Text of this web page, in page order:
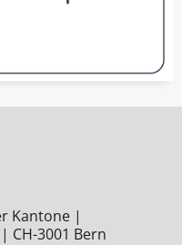
Kantone |
CH-3001 Bern